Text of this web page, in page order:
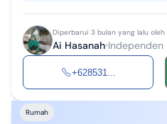
Diperbarui 3 bulan yang lalu oleh
Ai Hasanah Independen
+628531...
Rumah